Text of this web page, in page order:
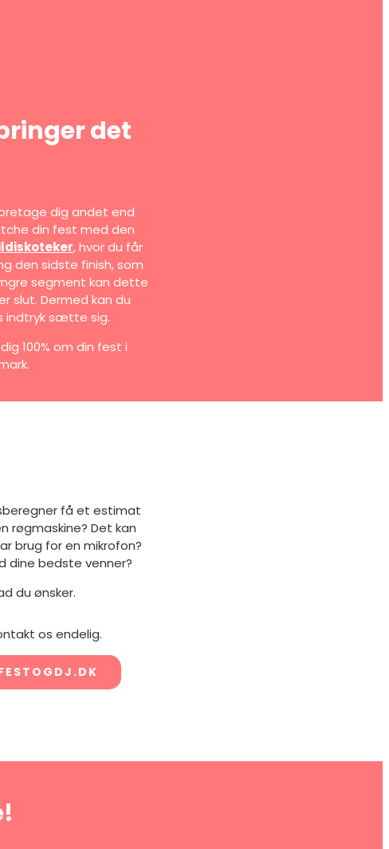
det
dig andet end
din fest med den
, hvor du får
den sidste finish, som
segment kan dette
slut. Dermed kan du
indtryk sætte sig.
100% om din fest i
få et estimat
røgmaskine? Det kan
brug for en mikrofon?
dine bedste venner?
du ønsker.
os endelig.